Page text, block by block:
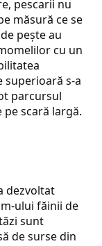
pescarii nu
măsură ce se
pește au
cu un
superioară s-a
parcursul
scară largă.
dezvoltat
ului făinii de
sunt
de surse din